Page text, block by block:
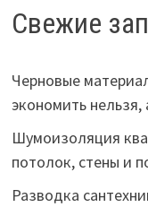
Свежие
Черновые
экономить
Шумоизоляция
потолок, стены и
Разводка